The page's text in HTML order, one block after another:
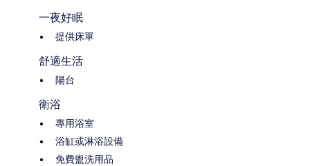
一夜好眠
提供床單
舒適生活
陽台
衛浴
專用浴室
浴缸或淋浴設備
免費盥洗用品